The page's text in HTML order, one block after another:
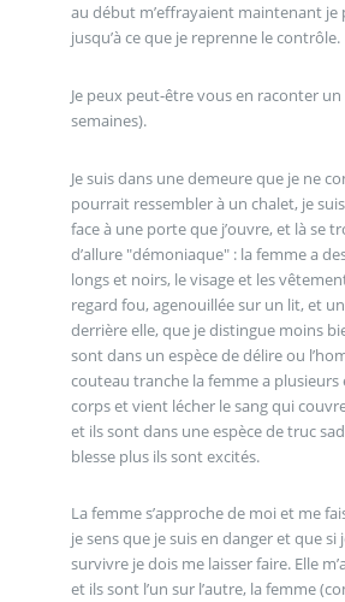
au début m’effrayaient maintenant je
jusqu’à ce que je reprenne le contrôle.
Je peux peut-être vous en raconter
semaines).
Je suis dans une demeure que je ne
pourrait ressembler à un chalet, je
face à une porte que j’ouvre, et là se
d’allure "démoniaque" : la femme a
longs et noirs, le visage et les
regard fou, agenouillée sur un lit, et
derrière elle, que je distingue moins
sont dans un espèce de délire ou
couteau tranche la femme a plusieurs
corps et vient lécher le sang qui
et ils sont dans une espèce de truc
blesse plus ils sont excités.
La femme s’approche de moi et me
je sens que je suis en danger et que si
survivre je dois me laisser faire. Elle
et ils sont l’un sur l’autre, la femme